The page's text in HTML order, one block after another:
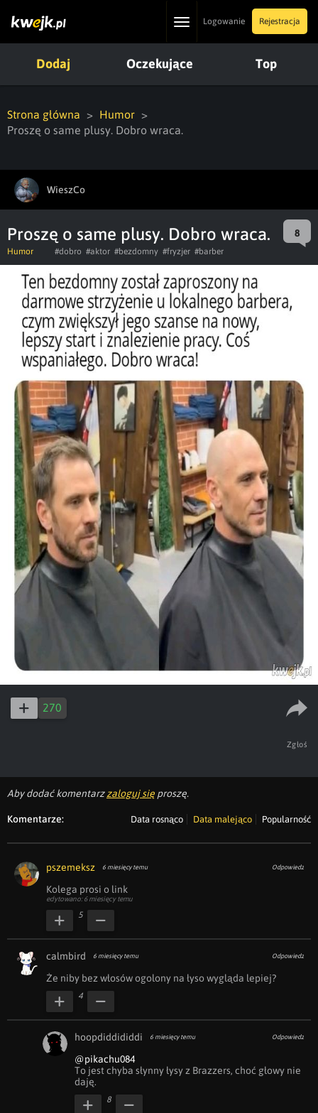
ToggleLogowanie Rejestracja
Dodaj Oczekujące Top
Strona główna
Humor
Proszę o same plusy. Dobro wraca.
WieszCo
Proszę o same plusy. Dobro wraca. 8
Humor #dobro #aktor #bezdomny #fryzjer #barber
270
Zgłoś
Aby dodać komentarzzaloguj się proszę.
Komentarze: Data rosnąco Data malejąco Popularność
pszemeksz 6 miesięcy temu Odpowiedz
Kolega prosi o link
edytowano: 6 miesięcy temu
5
calmbird 6 miesięcy temu Odpowiedz
Że niby bez włosów ogolony na łyso wygląda lepiej?
4
hoopdiddididdi 6 miesięcy temu Odpowiedz
@pikachu084
To jest chyba słynny łysy z Brazzers, choć głowy nie
daję.
8